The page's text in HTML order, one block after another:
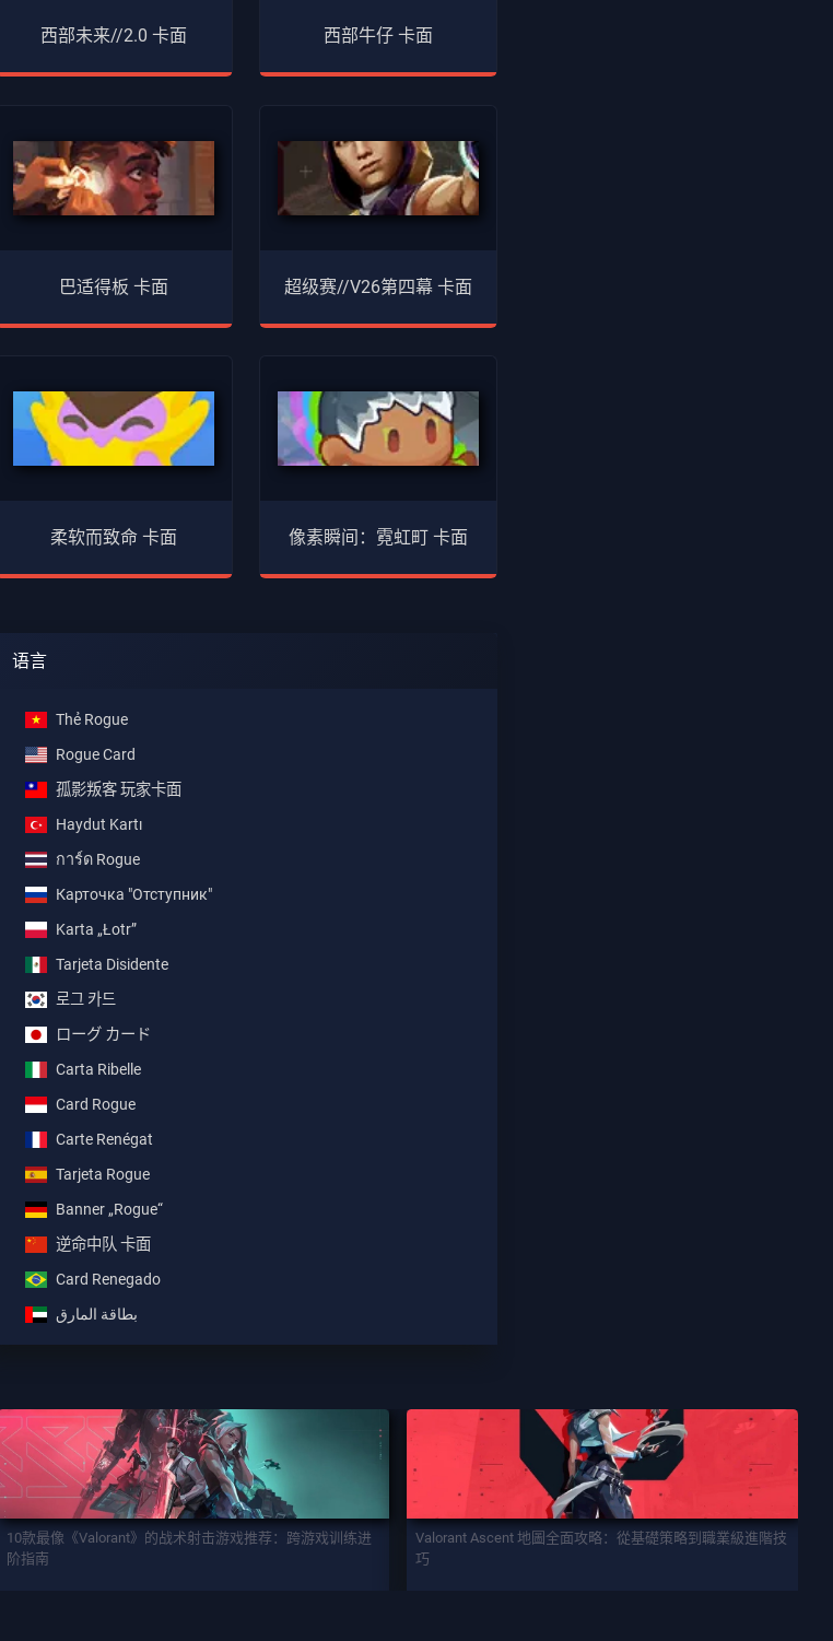
西部未来//2.0 卡面 西部牛仔 卡面
巴适得板 卡面 超级赛//V26第四幕 卡面
柔软而致命 卡面 像素瞬间：霓虹町 卡面
语言
Thẻ Rogue
Rogue Card
孤影叛客 玩家卡面
Haydut Kartı
การ์ด Rogue
Карточка "Отступник"
Karta „Łotr”
Tarjeta Disidente
로그 카드
ローグ カード
Carta Ribelle
Card Rogue
Carte Renégat
Tarjeta Rogue
Banner „Rogue“
逆命中队 卡面
Card Renegado
بطاقة المارق
10款最像《Valorant》的战术射击游戏推荐：跨游戏训练进
阶指南
Valorant Ascent 地圖全面攻略：從基礎策略到職業級進階技
巧